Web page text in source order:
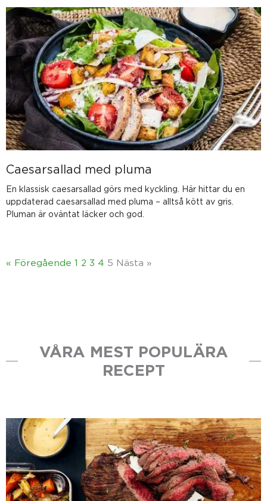
Caesarsallad med pluma
En klassisk caesarsallad görs med kyckling. Här hittar du en
uppdaterad caesarsallad med pluma – alltså kött av gris.
Pluman är oväntat läcker och god.
« Föregående 1 2 3 4 5 Nästa »
VÅRA MEST POPULÄRA
RECEPT